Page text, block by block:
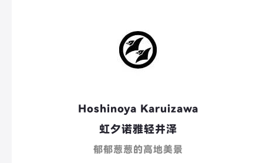
Hoshinoya Karuizawa
虹夕诺雅轻井泽
郁郁葱葱的高地美景